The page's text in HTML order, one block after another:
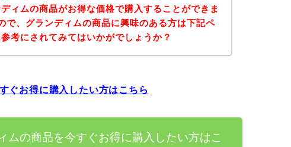
ィムの商品がお得な価格で購入することができま
で、グランディムの商品に興味のある方は下記ペ
考にされてみてはいかがでしょうか？
ぐお得に購入したい方はこちら
ムの商品を今すぐお得に購入したい方はこ